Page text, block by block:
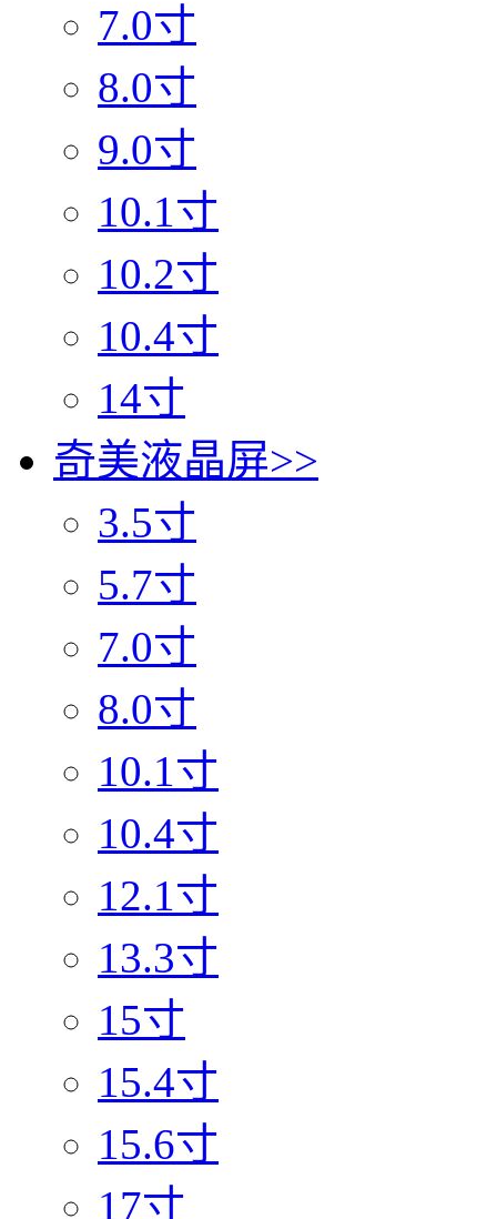
7.0寸
8.0寸
9.0寸
10.1寸
10.2寸
10.4寸
14寸
奇美液晶屏>>
3.5寸
5.7寸
7.0寸
8.0寸
10.1寸
10.4寸
12.1寸
13.3寸
15寸
15.4寸
15.6寸
17寸